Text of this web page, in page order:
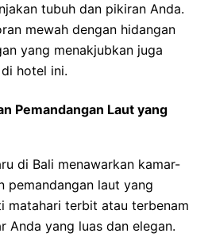
tubuh dan pikiran Anda.
mewah dengan hidangan
yang menakjubkan juga
hotel ini.
Pemandangan Laut yang
di Bali menawarkan kamar-
pemandangan laut yang
matahari terbit atau terbenam
Anda yang luas dan elegan.